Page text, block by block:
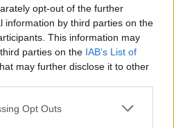
opt-out of the further
information by third parties on the
This information may
parties on the IAB’s List of
may further disclose it to other
Opt Outs